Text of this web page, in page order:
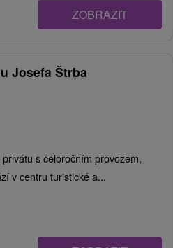
ZOBRAZIT
Josefa Štrba
s celoročním provozem,
v centru turistické a...